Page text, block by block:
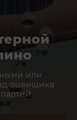
или
оценщика ·